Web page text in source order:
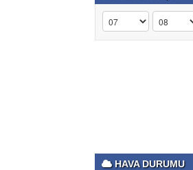
HAVA DURUMU